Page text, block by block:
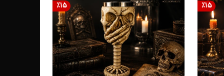
%15
%15